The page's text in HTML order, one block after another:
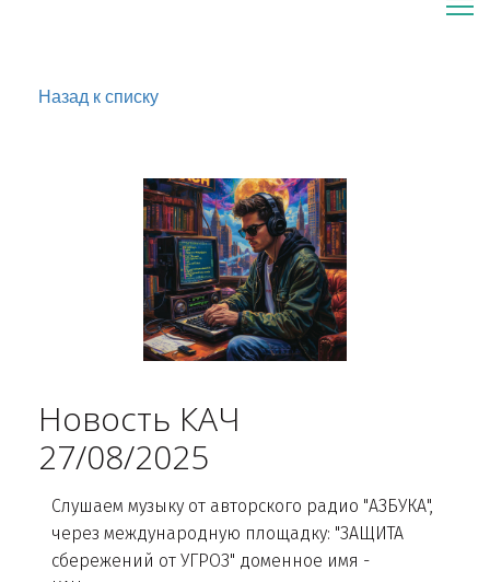
Назад к списку
Новость КАЧ
27/08/2025
Слушаем музыку от авторского радио "АЗБУКА",
через международную площадку: "ЗАЩИТА
сбережений от УГРОЗ" доменное имя -